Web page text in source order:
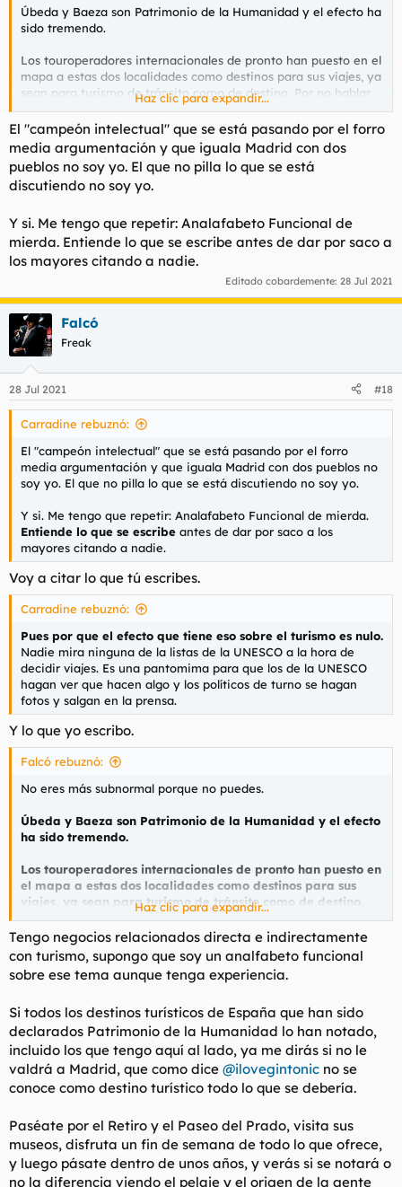
Úbeda y Baeza son Patrimonio de la Humanidad y el efecto ha
sido tremendo.
Los touroperadores internacionales de pronto han puesto en el
mapa a estas dos localidades como destinos para sus viajes, ya
sean para turismo de tránsito como de destino. Por no hablar
de que para que te metan en esa lista, no sólo debes cumplir
con unos estándares históricos y patrimoniales, sino de calidad
turística muy elevados. Ya sólo el hecho de optar a entrar en
esa lista, hace que tengan que mejorar la calidad de los
servicios turísticos y por lo tanto, el servicio que se ofrece.
tener mucho cuidado para conservar el legado histórico y
patrimonial. Ahora no se puede hacer cualquier aberración
turística o inmobiliaria sin consecuencias. Y los primeros
interesados, los habitantes y las empresas que se cuidaran
mucho de vigilar que el gobernante de turno haga una pifia
poniendo cualquier mierda que desentone a cambio de una
comisión. Porque como la UNESCO diga que eso te hace
perder la categoría, a el gobernante se lo comen.
Haz clic para expandir...
El "campeón intelectual" que se está pasando por el forro
media argumentación y que iguala Madrid con dos
pueblos no soy yo. El que no pilla lo que se está
discutiendo no soy yo.
Y si. Me tengo que repetir: Analafabeto Funcional de
mierda. Entiende lo que se escribe antes de dar por saco a
los mayores citando a nadie.
Editado cobardemente: 28 Jul 2021
Falcó
Freak
28 Jul 2021 #18
Carradine rebuznó:
El "campeón intelectual" que se está pasando por el forro
media argumentación y que iguala Madrid con dos pueblos no
soy yo. El que no pilla lo que se está discutiendo no soy yo.
Y si. Me tengo que repetir: Analafabeto Funcional de mierda.
Entiende lo que se escribe antes de dar por saco a los
mayores citando a nadie.
Voy a citar lo que tú escribes.
Carradine rebuznó:
Pues por que el efecto que tiene eso sobre el turismo es nulo.
Nadie mira ninguna de la listas de la UNESCO a la hora de
decidir viajes. Es una pantomima para que los de la UNESCO
hagan ver que hacen algo y los políticos de turno se hagan
fotos y salgan en la prensa.
Y lo que yo escribo.
Falcó rebuznó:
No eres más subnormal porque no puedes.
Úbeda y Baeza son Patrimonio de la Humanidad y el efecto
ha sido tremendo.
Los touroperadores internacionales de pronto han puesto en
el mapa a estas dos localidades como destinos para sus
viajes, ya sean para turismo de tránsito como de destino.
Por no hablar de que para que te metan en esa lista, no
sólo debes cumplir con unos estándares históricos y
patrimoniales, sino de calidad turística muy elevados. Ya
sólo el hecho de optar a entrar en esa lista, hace que
tengan que mejorar la calidad de los servicios turísticos y
Además, ahora el que venga en el futuro a gobernar tiene que
tener mucho cuidado para conservar el legado histórico y
patrimonial. Ahora no se puede hacer cualquier aberración
turística o inmobiliaria sin consecuencias. Y los primeros
interesados, los habitantes y las empresas que se cuidaran
poniendo cualquier mierda que desentone a cambio de una
comisión. Porque como la UNESCO diga que eso te hace
perder la categoría, a el gobernante se lo comen.
Haz clic para expandir...
Tengo negocios relacionados directa e indirectamente
con turismo, supongo que soy un analfabeto funcional
sobre ese tema aunque tenga experiencia.
Si todos los destinos turísticos de España que han sido
declarados Patrimonio de la Humanidad lo han notado,
incluido los que tengo aquí al lado, ya me dirás si no le
valdrá a Madrid, que como dice @ilovegintonic no se
conoce como destino turístico todo lo que se debería.
Paséate por el Retiro y el Paseo del Prado, visita sus
museos, disfruta un fin de semana de todo lo que ofrece,
y luego pásate dentro de unos años, y verás si se notará o
no la diferencia viendo el pelaje y el origen de la gente